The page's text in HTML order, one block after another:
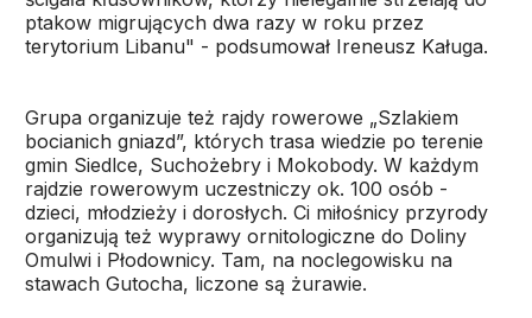
ptakow migrujących dwa razy w roku przez
terytorium Libanu" - podsumował Ireneusz Kaługa.
Grupa organizuje też rajdy rowerowe „Szlakiem
bocianich gniazd”, których trasa wiedzie po terenie
gmin Siedlce, Suchożebry i Mokobody. W każdym
rajdzie rowerowym uczestniczy ok. 100 osób -
dzieci, młodzieży i dorosłych. Ci miłośnicy przyrody
organizują też wyprawy ornitologiczne do Doliny
Omulwi i Płodownicy. Tam, na noclegowisku na
stawach Gutocha, liczone są żurawie.